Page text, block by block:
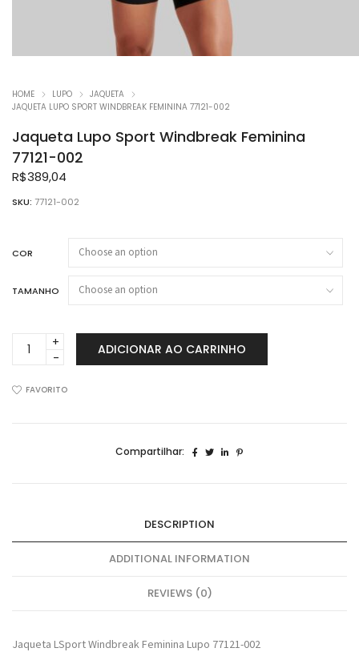
HOME LUPO
JAQUETA
JAQUETA LUPO SPORT WINDBREAK FEMININA 77121-002
Jaqueta Lupo Sport Windbreak Feminina
77121-002
R$389,04
SKU: 77121-002
COR
TAMANHO
Jaqueta
Lupo
Windbreak
ADICIONAR AO CARRINHO
FAVORITO
Compartilhar:
DESCRIPTION
ADDITIONAL INFORMATION
REVIEWS (0)
Jaqueta LSport Windbreak Feminina Lupo 77121-002